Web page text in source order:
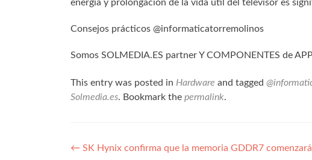
energía y prolongación de la vida útil del televisor es
Consejos prácticos @informaticatorremolinos
Somos SOLMEDIA.ES partner Y COMPONENTES de
This entry was posted in Hardware and tagged
Solmedia.es. Bookmark the permalink.
Navegación
← SK Hynix confirma que la memoria GDDR7